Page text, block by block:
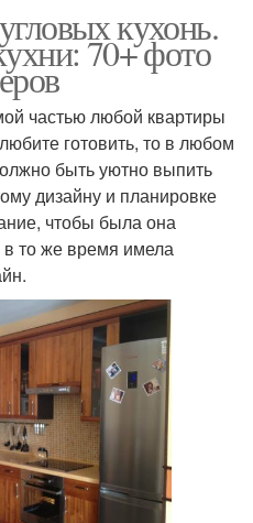
кухонь.
70+ фото
частью любой квартиры
готовить, то в любом
быть уютно выпить
дизайну и планировке
чтобы была она
то же время имела